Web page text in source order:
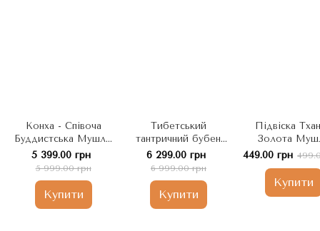
Конха - Співоча
Буддистська Мушля,
інкрустована
бірюзою та яшмою:
16см, Непал
5 399.00 грн
5 999.00 грн
Купити
Тибетський
тантричний бубен
Дхарма, позолочений
та інкрустований
Непал
6 299.00 грн
6 999.00 грн
Купити
Підвіска
Золота
Будди -
собою вчення
4х5см,
449.00 грн
Купити